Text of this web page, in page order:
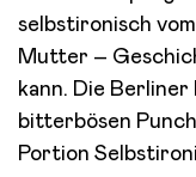
selbstironisch
Mutter –
kann. Die
bitterbösen
Portion